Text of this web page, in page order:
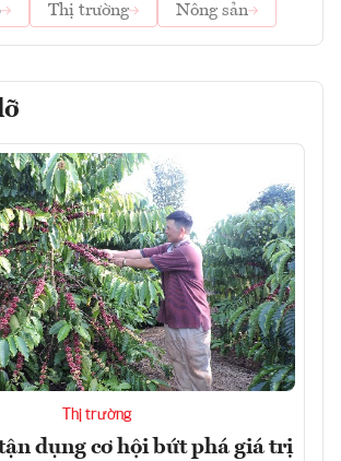
Thị trường Nông sản
Thị trường
dụng cơ hội bứt phá giá trị